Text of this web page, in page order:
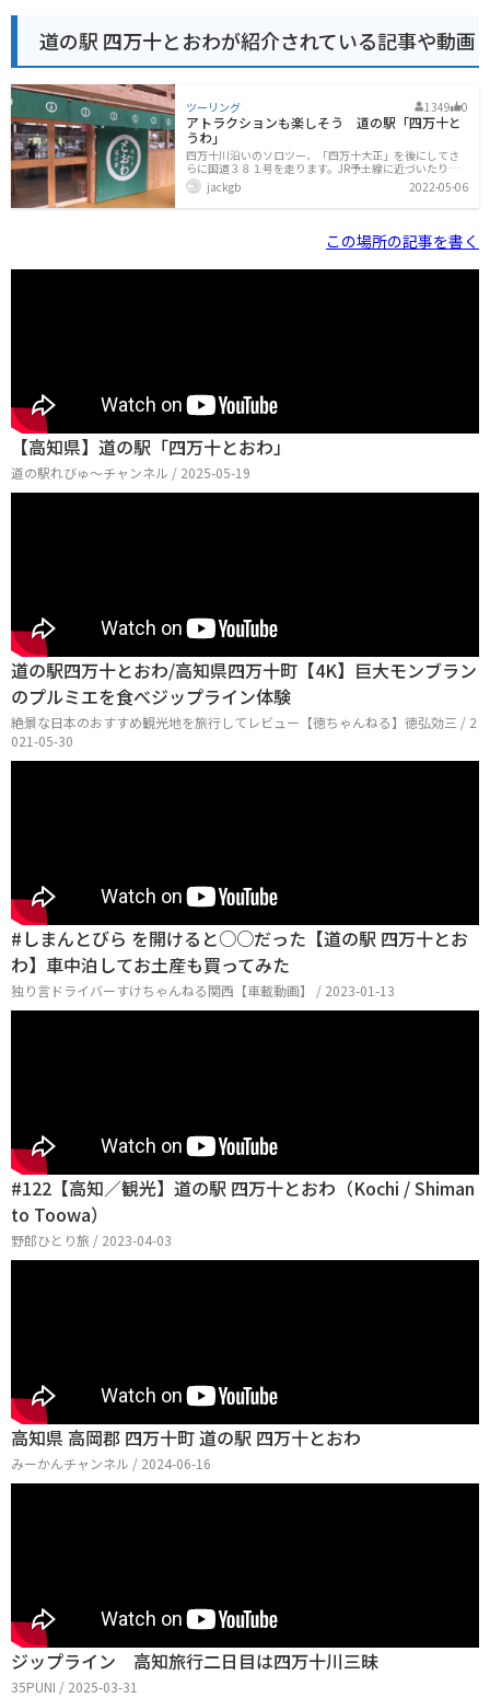
道の駅 四万十とおわが紹介されている記事や動画
ツーリング 1349 0
アトラクションも楽しそう 道の駅「四万十と
うわ」
四万十川沿いのソロツー、「四万十大正」を後にしてさ
らに国道３８１号を走ります。JR予土線に近づいたり、
離れたり、四万十川も近づいたり離れたり、綺麗で、な
んとなく懐かしさを感じさせる中を走ります。時折、沈
下橋を横目に見ながら快走します。到着したのが道の駅
ほど。川沿いの大きな道の駅です。食事や、物産売り場
はもちろん充実していますが、川を眺めながらのお洒落
キになっているオープンスペースも、広くて綺麗です。
jackgb 2022-05-06
この場所の記事を書く
【高知県】道の駅「四万十とおわ」
道の駅れびゅ〜チャンネル / 2025-05-19
道の駅四万十とおわ/高知県四万十町【4K】巨大モンブラン
のプルミエを食べジップライン体験
絶景な日本のおすすめ観光地を旅行してレビュー【徳ちゃんねる】徳弘効三 / 2
021-05-30
#しまんとびら を開けると○○だった【道の駅 四万十とお
わ】車中泊してお土産も買ってみた
独り言ドライバーすけちゃんねる関西【車載動画】 / 2023-01-13
#122【高知／観光】道の駅 四万十とおわ（Kochi / Shiman
to Toowa）
野郎ひとり旅 / 2023-04-03
高知県 高岡郡 四万十町 道の駅 四万十とおわ
みーかんチャンネル / 2024-06-16
ジップライン 高知旅行二日目は四万十川三昧
35PUNI / 2025-03-31